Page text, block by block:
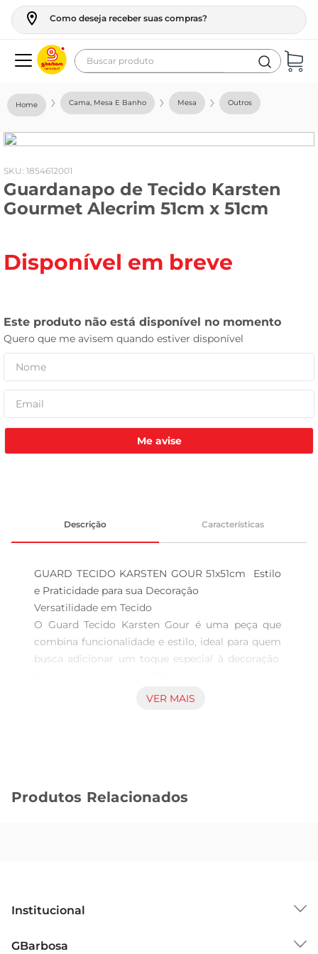
Como deseja receber suas compras?
Buscar produto
Cama, Mesa E Banho Mesa Outros
: 1854612001
Guardanapo de Tecido Karsten
Gourmet Alecrim 51cm x 51cm
Disponível em breve
Me avise
Descrição Características
GUARD TECIDO KARSTEN GOUR 51x51cm  Estilo
e Praticidade para sua Decoração
Versatilidade em Tecido
O Guard Tecido Karsten Gour é uma peça que
combina funcionalidade e estilo, ideal para quem
busca adicionar um toque especial à decoração.
perfeito para diversas aplicações, desde a
Design Atraente
contemporâneos. A textura do tecido
tornandoo uma escolha ideal para quem valoriza
VER MAIS
Produtos Relacionados
Institucional
GBarbosa
geladeira
fogao
café
cerveja
vinho
leite pó